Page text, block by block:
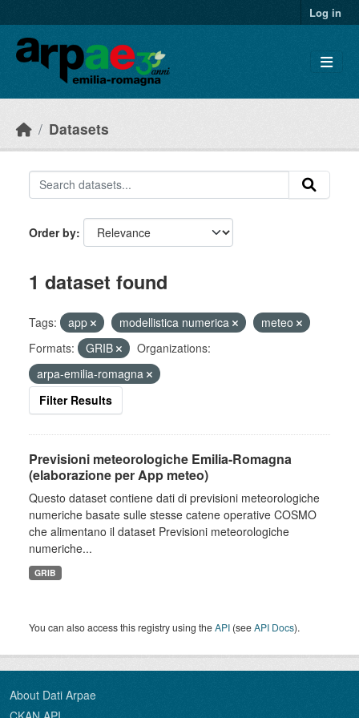
Log in
Datasets
Order by
1 dataset found
Tags: app modellistica numerica
meteo
Formats:
GRIB
Organizations:
arpa-emilia-romagna
Filter Results
Previsioni meteorologiche Emilia-Romagna
(elaborazione per App meteo)
Questo dataset contiene dati di previsioni meteorologiche
numeriche basate sulle stesse catene operative COSMO
che alimentano il dataset Previsioni meteorologiche
numeriche...
GRIB
You can also access this registry using theAPI (seeAPI Docs).
About Dati Arpae